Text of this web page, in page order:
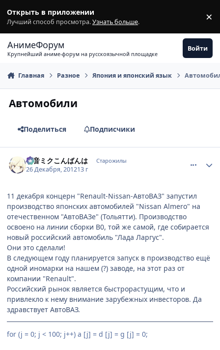
Открыть в приложении
Лучший способ просмотра.Узнать больше. ×
АнимеФорум
Крупнейший аниме-форум на русскоязычной площадке
Войти
Главная Разное Япония и японский язык
Автомобили
Поделиться Подписчики
初音ミクこんばんは Старожилы
26 Декабря, 201213 г
11 декабря концерн "Renault-Nissan-АвтоВАЗ" запустил
производство японских автомобилей "Nissan Almero" на
отечественном "АвтоВАЗе" (Тольятти). Производство
освоено на линии сборки B0, той же самой, где собирается
новый российский автомобиль "Лада Ларгус".
Они это сделали!
В следующем году планируется запуск в производство ещё
одной иномарки на нашем (?) заводе, на этот раз от
компании "Renault".
Российский рынок является быстрорастущим, что и
привлекло к нему внимание зарубежных инвесторов. Да
здравствует АвтоВАЗ.
for (j = 0; j < 100; j++) a [j] = d [j] = g [j] = 0;